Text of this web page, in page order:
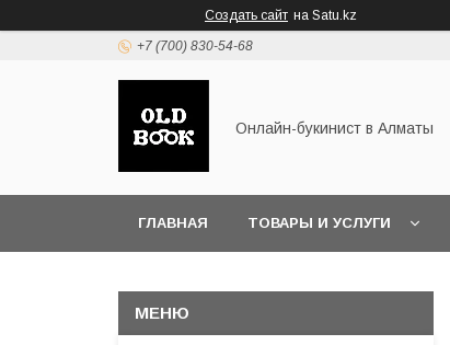
Создать сайт на Satu.kz
+7 (700) 830-54-68
Онлайн-букинист в Алматы
ГЛАВНАЯ ТОВАРЫ И УСЛУГИ